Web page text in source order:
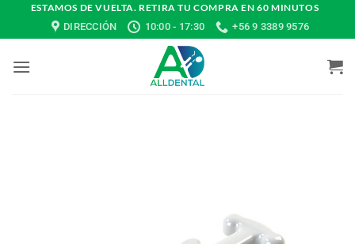
ESTAMOS DE VUELTA. RETIRA TU COMPRA EN 60 MINUTOS
DIRECCIÓN
10:00 - 17:30 +56 9 3389 9576